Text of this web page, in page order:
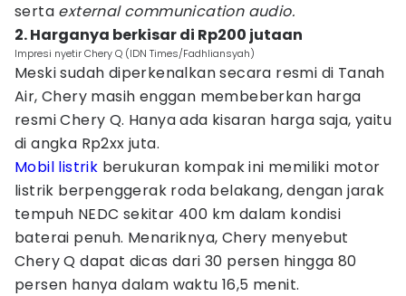
serta external communication audio.
2. Harganya berkisar di Rp200 jutaan
Impresi nyetir Chery Q (IDN Times/Fadhliansyah)
Meski sudah diperkenalkan secara resmi di Tanah
Air, Chery masih enggan membeberkan harga
resmi Chery Q. Hanya ada kisaran harga saja, yaitu
di angka Rp2xx juta.
Mobil listrik berukuran kompak ini memiliki motor
listrik berpenggerak roda belakang, dengan jarak
tempuh NEDC sekitar 400 km dalam kondisi
baterai penuh. Menariknya, Chery menyebut
Chery Q dapat dicas dari 30 persen hingga 80
persen hanya dalam waktu 16,5 menit.